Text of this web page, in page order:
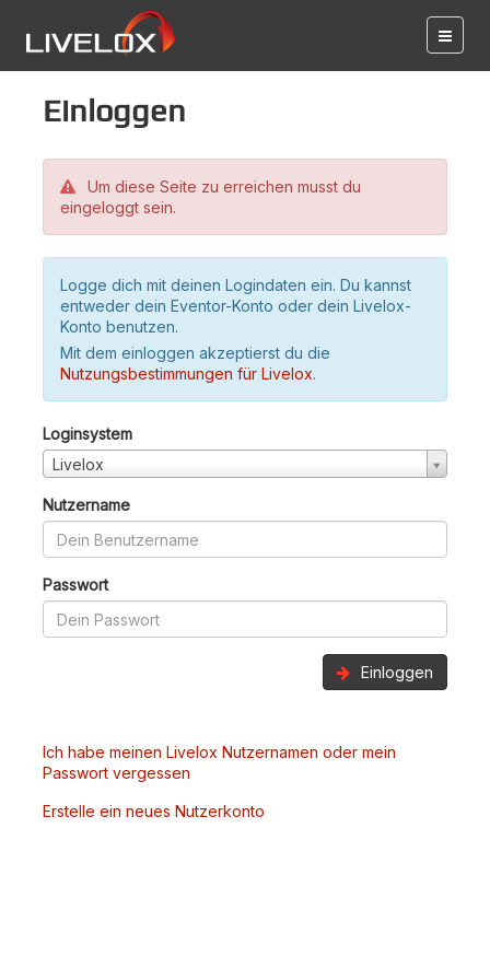
Einloggen
Um diese Seite zu erreichen musst du
eingeloggt sein.
Logge dich mit deinen Logindaten ein. Du kannst
entweder dein Eventor-Konto oder dein Livelox-
Konto benutzen.
Mit dem einloggen akzeptierst du die
Nutzungsbestimmungen für Livelox.
Loginsystem
Livelox
Nutzername
Passwort
Einloggen
Ich habe meinen Livelox Nutzernamen oder mein
Passwort vergessen
Erstelle ein neues Nutzerkonto